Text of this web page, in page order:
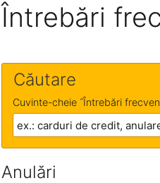
Întrebări
Căutare
Cuvinte-cheie ˝Întrebări
Anulări